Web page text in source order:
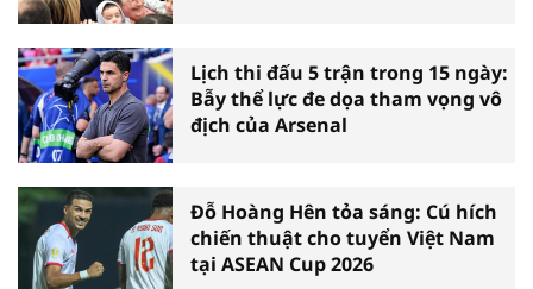
Lịch thi đấu 5 trận trong 15 ngày:
Bẫy thể lực đe dọa tham vọng vô
địch của Arsenal
Đỗ Hoàng Hên tỏa sáng: Cú hích
chiến thuật cho tuyển Việt Nam
tại ASEAN Cup 2026